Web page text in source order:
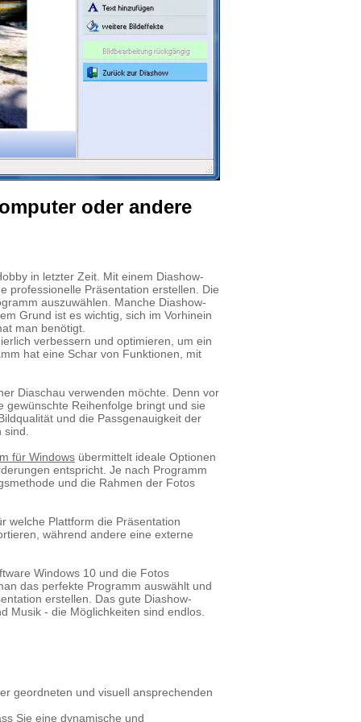
oder andere
in letzter Zeit. Mit einem Diashow-
professionelle Präsentation erstellen. Die
auszuwählen. Manche Diashow-
Grund ist es wichtig, sich im Vorhinein
man benötigt.
verbessern und optimieren, um ein
hat eine Schar von Funktionen, mit
Diaschau verwenden möchte. Denn vor
Reihenfolge bringt und sie
und die Passgenauigkeit der
sind.
für Windows übermittelt ideale Optionen
entspricht. Je nach Programm
und die Rahmen der Fotos
welche Plattform die Präsentation
während andere eine externe
Windows 10 und die Fotos
das perfekte Programm auswählt und
erstellen. Das gute Diashow-
Musik - die Möglichkeiten sind endlos.
geordneten und visuell ansprechenden
Sie eine dynamische und